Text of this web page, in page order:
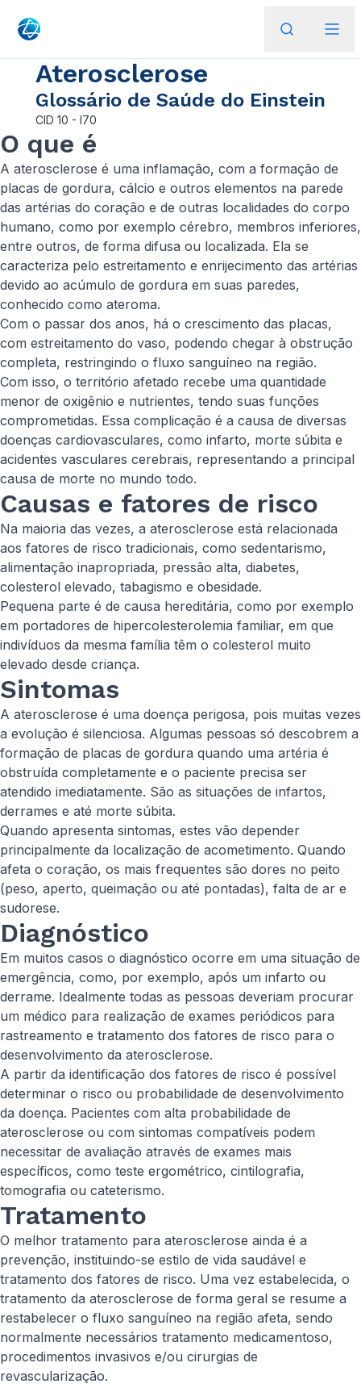
Aterosclerose
Glossário de Saúde do Einstein
CID 10 - I70
O que é
A aterosclerose é uma inflamação, com a formação de
placas de gordura, cálcio e outros elementos na parede
das artérias do coração e de outras localidades do corpo
humano, como por exemplo cérebro, membros inferiores,
entre outros, de forma difusa ou localizada. Ela se
caracteriza pelo estreitamento e enrijecimento das artérias
devido ao acúmulo de gordura em suas paredes,
conhecido como ateroma.
Com o passar dos anos, há o crescimento das placas,
com estreitamento do vaso, podendo chegar à obstrução
completa, restringindo o fluxo sanguíneo na região.
Com isso, o território afetado recebe uma quantidade
menor de oxigênio e nutrientes, tendo suas funções
comprometidas. Essa complicação é a causa de diversas
doenças cardiovasculares, como infarto, morte súbita e
acidentes vasculares cerebrais, representando a principal
causa de morte no mundo todo.
Causas e fatores de risco
Na maioria das vezes, a aterosclerose está relacionada
aos fatores de risco tradicionais, como sedentarismo,
alimentação inapropriada, pressão alta, diabetes,
colesterol elevado, tabagismo e obesidade.
Pequena parte é de causa hereditária, como por exemplo
em portadores de hipercolesterolemia familiar, em que
indivíduos da mesma família têm o colesterol muito
elevado desde criança.
Sintomas
A aterosclerose é uma doença perigosa, pois muitas vezes
a evolução é silenciosa. Algumas pessoas só descobrem a
formação de placas de gordura quando uma artéria é
obstruída completamente e o paciente precisa ser
atendido imediatamente. São as situações de infartos,
derrames e até morte súbita.
Quando apresenta sintomas, estes vão depender
principalmente da localização de acometimento. Quando
afeta o coração, os mais frequentes são dores no peito
(peso, aperto, queimação ou até pontadas), falta de ar e
sudorese.
Diagnóstico
Em muitos casos o diagnóstico ocorre em uma situação de
emergência, como, por exemplo, após um infarto ou
derrame. Idealmente todas as pessoas deveriam procurar
um médico para realização de exames periódicos para
rastreamento e tratamento dos fatores de risco para o
desenvolvimento da aterosclerose.
A partir da identificação dos fatores de risco é possível
determinar o risco ou probabilidade de desenvolvimento
da doença. Pacientes com alta probabilidade de
aterosclerose ou com sintomas compatíveis podem
necessitar de avaliação através de exames mais
específicos, como teste ergométrico, cintilografia,
tomografia ou cateterismo.
Tratamento
O melhor tratamento para aterosclerose ainda é a
prevenção, instituindo-se estilo de vida saudável e
tratamento dos fatores de risco. Uma vez estabelecida, o
tratamento da aterosclerose de forma geral se resume a
restabelecer o fluxo sanguíneo na região afeta, sendo
normalmente necessários tratamento medicamentoso,
procedimentos invasivos e/ou cirurgias de
revascularização.